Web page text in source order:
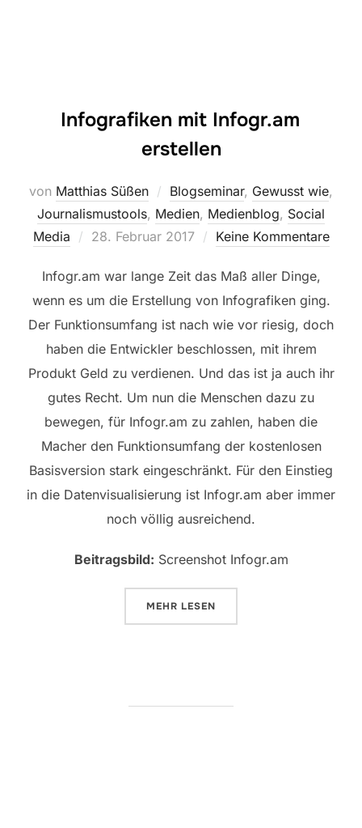
Infografiken mit Infogr.am
erstellen
von Matthias Süßen Blogseminar, Gewusst wie,
Journalismustools, Medien, Medienblog, Social
Media
Veröffentlicht
28. Februar 2017 Keine Kommentare
Infogr.am war lange Zeit das Maß aller Dinge,
wenn es um die Erstellung von Infografiken ging.
Der Funktionsumfang ist nach wie vor riesig, doch
haben die Entwickler beschlossen, mit ihrem
Produkt Geld zu verdienen. Und das ist ja auch ihr
gutes Recht. Um nun die Menschen dazu zu
bewegen, für Infogr.am zu zahlen, haben die
Macher den Funktionsumfang der kostenlosen
Basisversion stark eingeschränkt. Für den Einstieg
in die Datenvisualisierung ist Infogr.am aber immer
noch völlig ausreichend.
Beitragsbild: Screenshot Infogr.am
MEHR ÜBER „INFOGRAFIKEN MIT
LESEN